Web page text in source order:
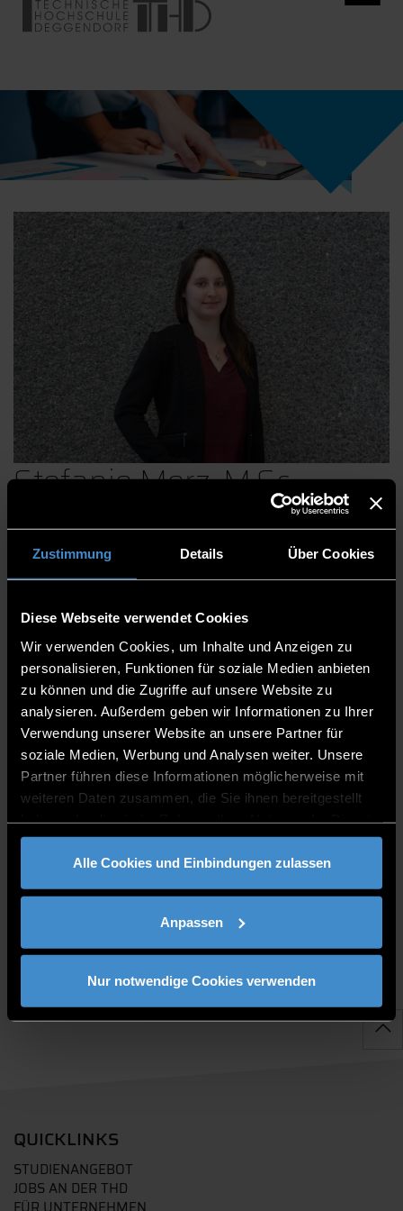
Zustimmung Details Über Cookies
Diese Webseite verwendet Cookies
Wir verwenden Cookies, um Inhalte und Anzeigen zu
personalisieren, Funktionen für soziale Medien anbieten
zu können und die Zugriffe auf unsere Website zu
analysieren. Außerdem geben wir Informationen zu Ihrer
Verwendung unserer Website an unsere Partner für
soziale Medien, Werbung und Analysen weiter. Unsere
Partner führen diese Informationen möglicherweise mit
weiteren Daten zusammen, die Sie ihnen bereitgestellt
gesammelt haben.
Alle Cookies und Einbindungen zulassen
Anpassen
Nur notwendige Cookies verwenden
Stefanie Merz, M.Sc.
Wissenschaftliche Mitarbeiterin
Wissenschaftliche Mitarbeiterin
TCV
0991/3615-8650
PUBLIKATIONEN
QUICKLINKS
STUDIENANGEBOT
JOBS AN DER THD